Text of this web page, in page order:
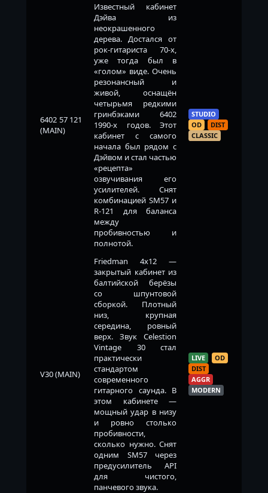
6402 57 121
(MAIN)
Известный кабинет
Дэйва из
неокрашенного
дерева. Достался от
рок-гитариста 70-х,
уже тогда был в
«голом» виде. Очень
резонансный и
живой, оснащён
четырьмя редкими
гринбэками 6402
1990-х годов. Этот
кабинет с самого
начала был рядом с
Дэйвом и стал частью
«рецепта»
озвучивания его
усилителей. Снят
комбинацией SM57 и
R-121 для баланса
между
пробивностью и
полнотой.
STUDIO
OD
DIST
CLASSIC
V30 (MAIN)
Friedman 4x12 —
закрытый кабинет из
балтийской берёзы
со шпунтовой
сборкой. Плотный
низ, крупная
середина, ровный
верх. Звук Celestion
Vintage 30 стал
практически
стандартом
современного
гитарного саунда. В
этом кабинете —
мощный удар в низу
и ровно столько
пробивности,
сколько нужно. Снят
одним SM57 через
предусилитель API
для чистого,
панчевого звука.
LIVE
OD
DIST
AGGR
MODERN